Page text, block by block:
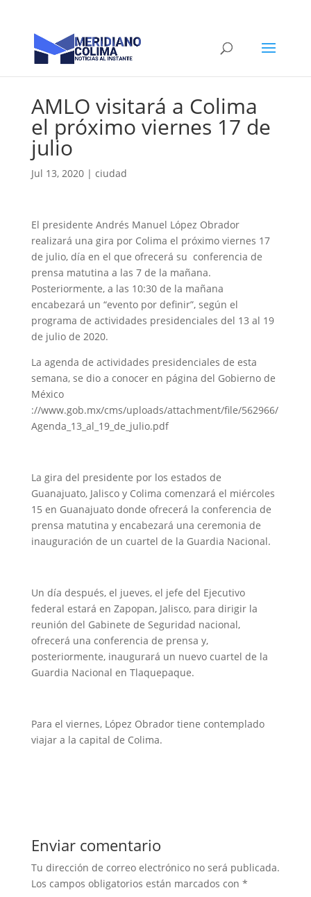
AMLO visitará a Colima
el próximo viernes 17 de
julio
Jul 13, 2020| ciudad
El presidente Andrés Manuel López Obrador
realizará una gira por Colima el próximo viernes 17
de julio, día en el que ofrecerá su conferencia de
prensa matutina a las 7 de la mañana.
Posteriormente, a las 10:30 de la mañana
encabezará un “evento por definir”, según el
programa de actividades presidenciales del 13 al 19
de julio de 2020.
La agenda de actividades presidenciales de esta
semana, se dio a conocer en página del Gobierno de
México
://www.gob.mx/cms/uploads/attachment/file/562966/
Agenda_13_al_19_de_julio.pdf
La gira del presidente por los estados de
Guanajuato, Jalisco y Colima comenzará el miércoles
15 en Guanajuato donde ofrecerá la conferencia de
prensa matutina y encabezará una ceremonia de
inauguración de un cuartel de la Guardia Nacional.
Un día después, el jueves, el jefe del Ejecutivo
federal estará en Zapopan, Jalisco, para dirigir la
reunión del Gabinete de Seguridad nacional,
ofrecerá una conferencia de prensa y,
posteriormente, inaugurará un nuevo cuartel de la
Guardia Nacional en Tlaquepaque.
Para el viernes, López Obrador tiene contemplado
viajar a la capital de Colima.
Enviar comentario
Tu dirección de correo electrónico no será publicada.
Los campos obligatorios están marcados con *